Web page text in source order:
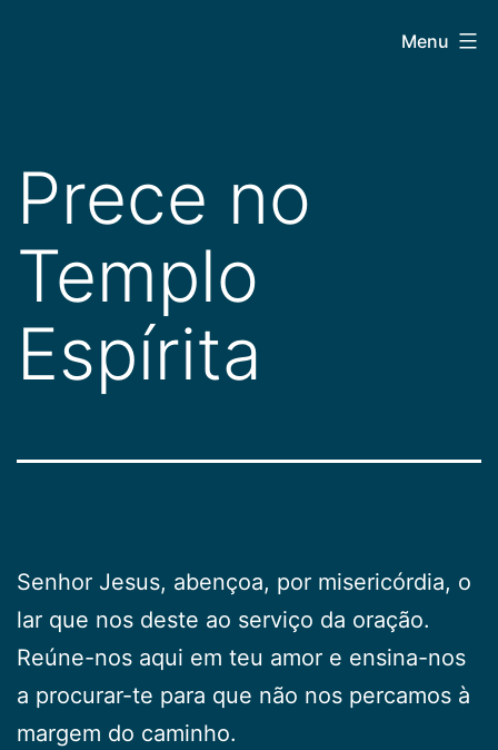
Menu
Prece no
Templo
Espírita
Senhor Jesus, abençoa, por misericórdia, o
lar que nos deste ao serviço da oração.
Reúne-nos aqui em teu amor e ensina-nos
a procurar-te para que não nos percamos à
margem do caminho.